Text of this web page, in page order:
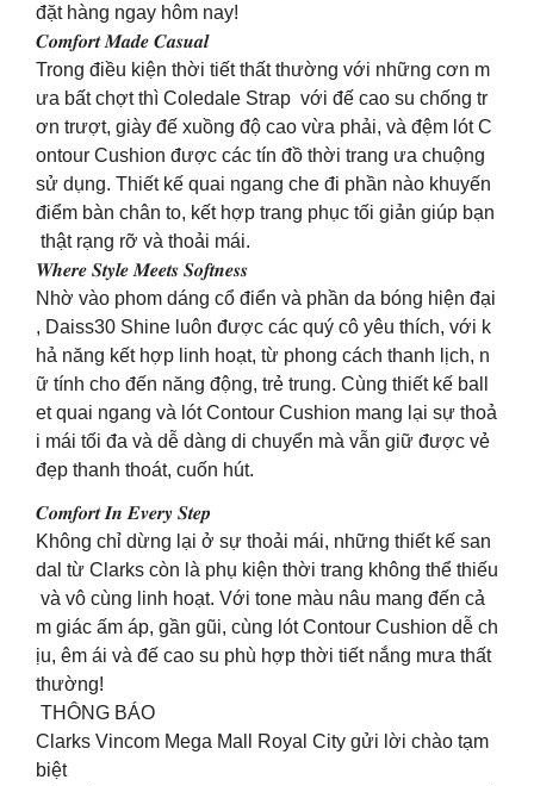
đặt hàng ngay hôm nay!
𝑪𝒐𝒎𝒇𝒐𝒓𝒕 𝑴𝒂𝒅𝒆 𝑪𝒂𝒔𝒖𝒂𝒍
Trong điều kiện thời tiết thất thường với những cơn m
ưa bất chợt thì Coledale Strap với đế cao su chống tr
ơn trượt, giày đế xuồng độ cao vừa phải, và đệm lót C
ontour Cushion được các tín đồ thời trang ưa chuộng
sử dụng. Thiết kế quai ngang che đi phần nào khuyến
điểm bàn chân to, kết hợp trang phục tối giản giúp bạn
thật rạng rỡ và thoải mái.
𝑾𝒉𝒆𝒓𝒆 𝑺𝒕𝒚𝒍𝒆 𝑴𝒆𝒆𝒕𝒔 𝑺𝒐𝒇𝒕𝒏𝒆𝒔𝒔
Nhờ vào phom dáng cổ điển và phần da bóng hiện đại
, Daiss30 Shine luôn được các quý cô yêu thích, với k
hả năng kết hợp linh hoạt, từ phong cách thanh lịch, n
ữ tính cho đến năng động, trẻ trung. Cùng thiết kế ball
et quai ngang và lót Contour Cushion mang lại sự thoả
i mái tối đa và dễ dàng di chuyển mà vẫn giữ được vẻ
đẹp thanh thoát, cuốn hút.
𝑪𝒐𝒎𝒇𝒐𝒓𝒕 𝑰𝒏 𝑬𝒗𝒆𝒓𝒚 𝑺𝒕𝒆𝒑
Không chỉ dừng lại ở sự thoải mái, những thiết kế san
dal từ Clarks còn là phụ kiện thời trang không thể thiếu
và vô cùng linh hoạt. Với tone màu nâu mang đến cả
m giác ấm áp, gần gũi, cùng lót Contour Cushion dễ ch
ịu, êm ái và đế cao su phù hợp thời tiết nắng mưa thất
thường!
THÔNG BÁO
Clarks Vincom Mega Mall Royal City gửi lời chào tạm
biệt